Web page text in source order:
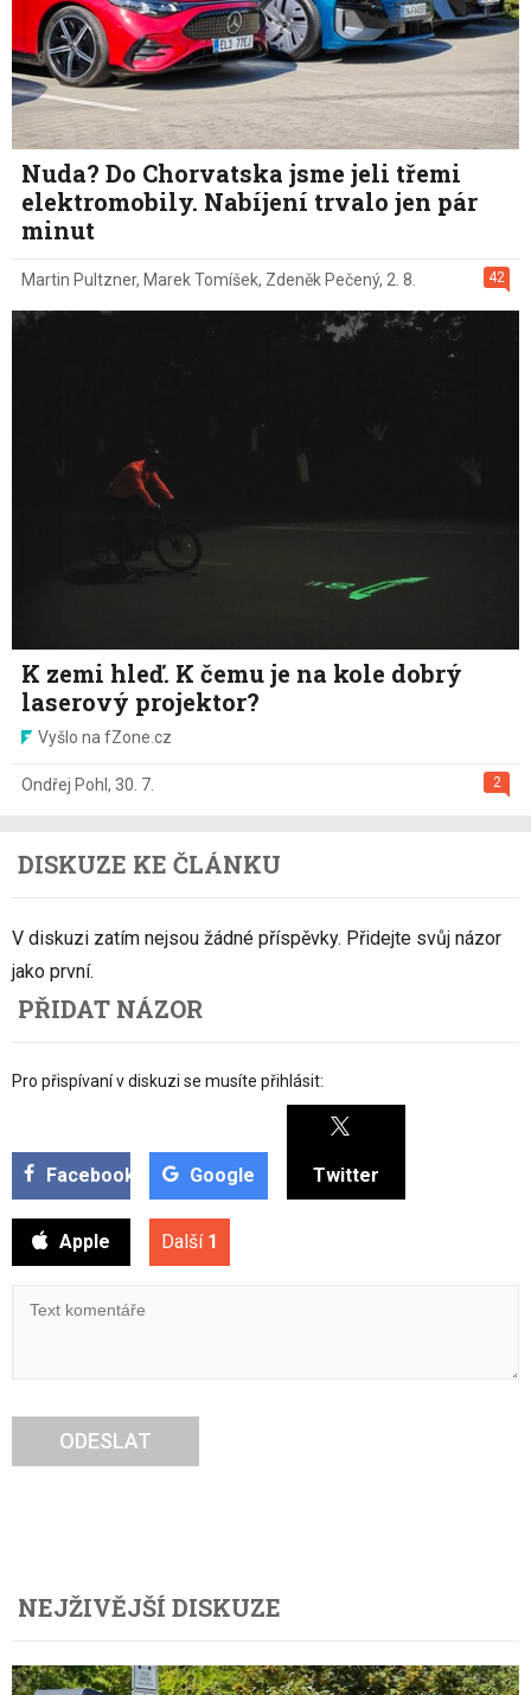
Nuda? Do Chorvatska jsme jeli třemi
elektromobily. Nabíjení trvalo jen pár
minut
42
Martin Pultzner, Marek Tomíšek, Zdeněk Pečený, 2. 8.
K zemi hleď. K čemu je na kole dobrý
laserový projektor?
Vyšlo na fZone.cz
2
Ondřej Pohl , 30. 7.
DISKUZE KE ČLÁNKU
V diskuzi zatím nejsou žádné příspěvky. Přidejte svůj názor
jako první.
PŘIDAT NÁZOR
Pro přispívaní v diskuzi se musíte přihlásit:
Facebook Google Twitter
Apple Další 1
ODESLAT
NEJŽIVĚJŠÍ DISKUZE